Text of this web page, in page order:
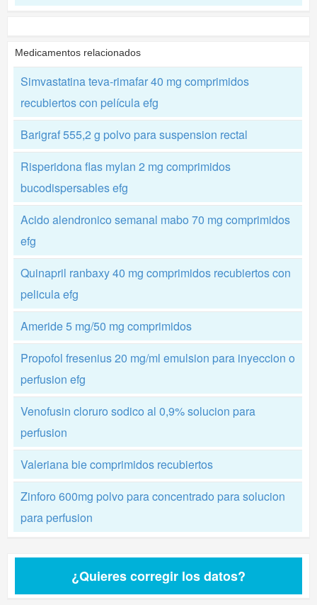
Medicamentos relacionados
Simvastatina teva-rimafar 40 mg comprimidos
recubiertos con película efg
Barigraf 555,2 g polvo para suspension rectal
Risperidona flas mylan 2 mg comprimidos
bucodispersables efg
Acido alendronico semanal mabo 70 mg comprimidos
efg
Quinapril ranbaxy 40 mg comprimidos recubiertos con
pelicula efg
Ameride 5 mg/50 mg comprimidos
Propofol fresenius 20 mg/ml emulsion para inyeccion o
perfusion efg
Venofusin cloruro sodico al 0,9% solucion para
perfusion
Valeriana bie comprimidos recubiertos
Zinforo 600mg polvo para concentrado para solucion
para perfusion
¿Quieres corregir los datos?